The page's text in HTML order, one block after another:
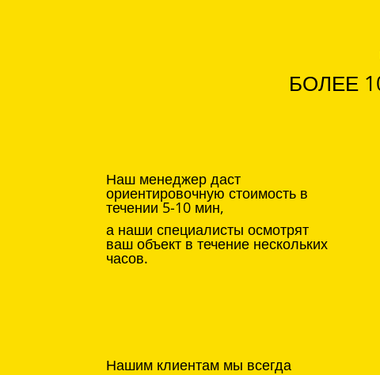
БОЛЕЕ
Наш менеджер даст
ориентировочную стоимость в
течении 5-10 мин,
а наши специалисты осмотрят
ваш объект в течение нескольких
часов.
Нашим клиентам мы всегда